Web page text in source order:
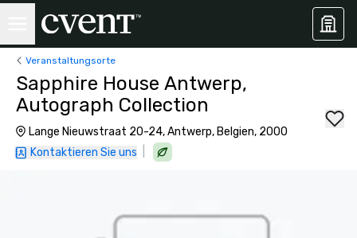
Veranstaltungsorte
Sapphire House Antwerp,
Autograph Collection
Lange Nieuwstraat 20-24, Antwerp, Belgien, 2000
Kontaktieren Sie uns